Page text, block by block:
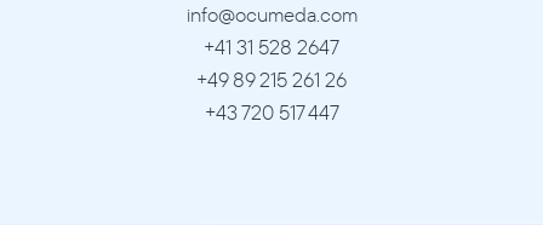
info@ocumeda.com
+41 31 528 2647
+49 89 215 261 26
+43 720 517 447